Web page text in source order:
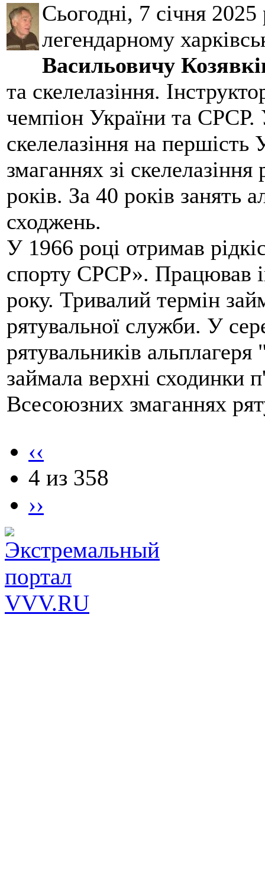
Сьогодні, 7 січня
легендарному
Васильовичу
та скелелазіння.
чемпіон України та СРСР.
скелелазіння на
змаганнях зі
років. За 40 років занять
сходжень.
У 1966 році отримав
спорту СРСР». Працював
року. Тривалий термін
рятувальної служби. У
рятувальників
займала верхні сходинки
Всесоюзних змаганнях
‹‹
4 из 358
››